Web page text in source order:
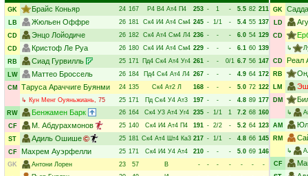
GK
Брайс Коньяр 24 167 Р4 В4 Ат4 П4 253 - 1 - 5.5 82 211
LB
Жюльен Оффре 26 181 Ск4 И4 Ат4 См4 245 - 1/1 - 5.4 55 137
CD
Энцо Лойодиче 26 182 Ск4 Ат4 См4 Л4 236 - - - 6.0 54 129
CD
Кристоф Ле Руа 26 180 Ск4 И4 Ат4 См4 229 - - - 6.1 60 139
RB
Сиад Гурвилль 25 171 Пд4 Ск4 Ат4 Уг4 261 - - 0/1 6.7 56 147
LW
Маттео Броссель 26 184 Пд4 Ск4 Ат4 Л4 267 - - - 4.9 64 172
CM
Таруса Араччиге Буянми 24 135 Ск4 Ат2 Л 168 - - - 5.0 72 122
↳ Кун Менг Оуяньжиань, 75 25 171 Пд Ск4 У4 Ат3 197 - - - 4.8 89 177
RW
Бенжамен Барк 26 164 Ск4 У3 Ат4 Уг4 235 - 1/1 1 7.2 68 160
CF
М. Абдурахмонов 25 140 Ск4 И4 Ат4 П4 191 - 2/2 - 5.2 64 123
ST
Адиль Ошише 25 181 Ск4 Ат4 Шт4 Ка3 217 - 1/1 - 4.8 66 145
CF
Махрем Ауэрфелли 25 171 Ск4 И4 У4 Ат4 210 - - - 5.0 69 146
GK
Антони Лорен 23 57 В - - - - - -
-
GK
LD
CD
↳
CD Реал
RB
LM
DM
↳
AM
RM
↳
CF